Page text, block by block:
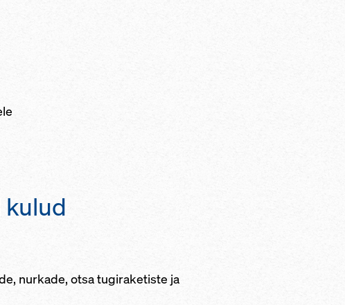
kulud
nurkade, otsa tugiraketiste ja